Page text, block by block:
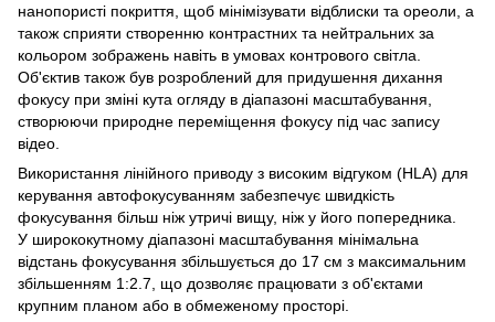
нанопористі покриття, щоб мінімізувати відблиски та ореоли, а
також сприяти створенню контрастних та нейтральних за
кольором зображень навіть в умовах контрового світла.
Об'єктив також був розроблений для придушення дихання
фокусу при зміні кута огляду в діапазоні масштабування,
створюючи природне переміщення фокусу під час запису
відео.
Використання лінійного приводу з високим відгуком (HLA) для
керування автофокусуванням забезпечує швидкість
фокусування більш ніж утричі вищу, ніж у його попередника.
У ширококутному діапазоні масштабування мінімальна
відстань фокусування збільшується до 17 см з максимальним
збільшенням 1:2.7, що дозволяє працювати з об'єктами
крупним планом або в обмеженому просторі.